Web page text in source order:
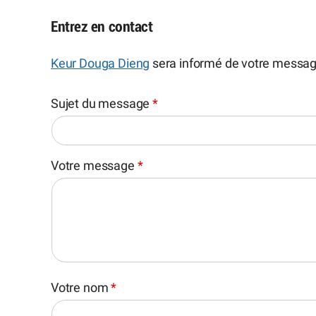
Entrez en contact
Keur Douga Dieng sera informé de votre
Sujet du message*
Votre message *
Votre nom*